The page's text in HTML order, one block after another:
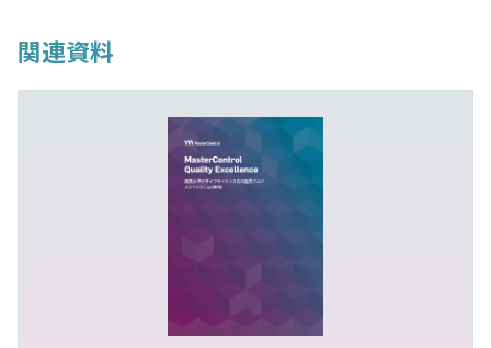
関連資料